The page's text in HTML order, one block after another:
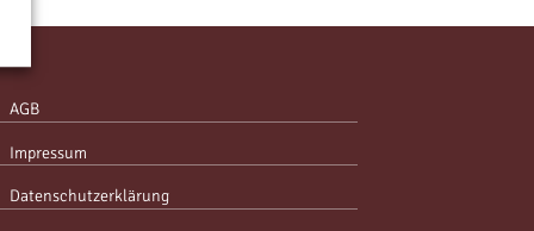
AGB
Impressum
Datenschutzerklärung